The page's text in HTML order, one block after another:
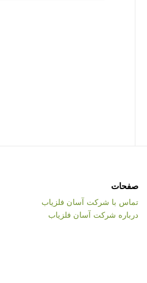
صفحات
تماس با شرکت آسان فلزیاب
درباره شرکت آسان فلزیاب